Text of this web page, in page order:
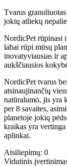
Tvarus
jokių atliekų
NordicPet rūpinasi
labai rūpi mūsų
inovatyviausias ir
aukščiausios
NordicPet tvarus
atsinaujinančių
natūralumo, jis yra
per 8 savaites,
planetoje jokių
kraikas yra
aplinkai.
Atsiliepimų: 0
Vidutinis